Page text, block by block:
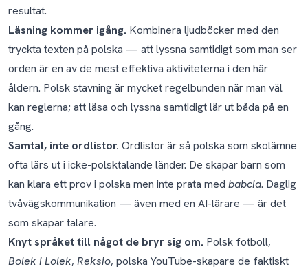
resultat.
Läsning kommer igång. Kombinera ljudböcker med den
tryckta texten på polska — att lyssna samtidigt som man ser
orden är en av de mest effektiva aktiviteterna i den här
åldern. Polsk stavning är mycket regelbunden när man väl
kan reglerna; att läsa och lyssna samtidigt lär ut båda på en
gång.
Samtal, inte ordlistor. Ordlistor är så polska som skolämne
ofta lärs ut i icke-polsktalande länder. De skapar barn som
kan klara ett prov i polska men inte prata med babcia. Daglig
tvåvägskommunikation — även med en AI-lärare — är det
som skapar talare.
Knyt språket till något de bryr sig om. Polsk fotboll,
Bolek i Lolek,Reksio, polska YouTube-skapare de faktiskt